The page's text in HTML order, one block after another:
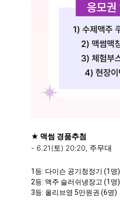
★ 맥썸 경품추첨
- 6.21(토) 20:20, 주무대
1등: 다이슨 공기청정기 (1명)
2등: 맥주 슬러쉬냉장고 (1명)
3등: 올리브영 5만원권 (6명)